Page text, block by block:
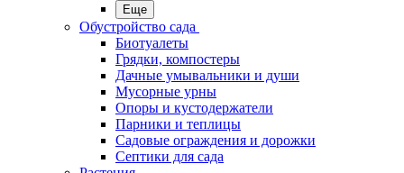
Еще
Обустройство сада
Биотуалеты
Грядки, компостеры
Дачные умывальники и души
Мусорные урны
Опоры и кустодержатели
Парники и теплицы
Садовые ограждения и дорожки
Септики для сада